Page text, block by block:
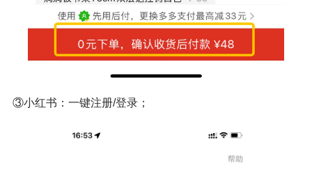
③小红书：一键注册/登录；